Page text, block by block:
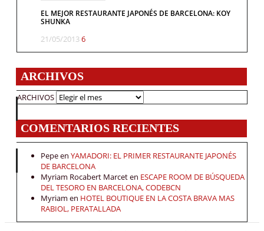
EL MEJOR RESTAURANTE JAPONÉS DE BARCELONA: KOY
SHUNKA
21/05/20136
ARCHIVOS
ARCHIVOS
COMENTARIOS RECIENTES
Pepeen YAMADORI: EL PRIMER RESTAURANTE JAPONÉS
DE BARCELONA
Myriam Rocabert Marceten ESCAPE ROOM DE BÚSQUEDA
DEL TESORO EN BARCELONA, CODEBCN
Myriam en HOTEL BOUTIQUE EN LA COSTA BRAVA MAS
RABIOL, PERATALLADA